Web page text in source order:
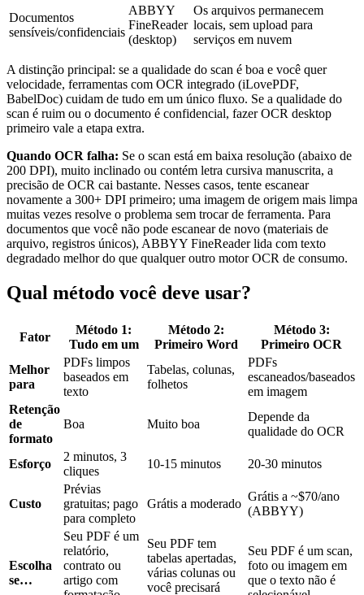
Documentos
sensíveis/confidenciais
ABBYY
FineReader
(desktop)
Os arquivos permanecem
locais, sem upload para
serviços em nuvem
A distinção principal: se a qualidade do scan é boa e você quer
velocidade, ferramentas com OCR integrado (iLovePDF,
BabelDoc) cuidam de tudo em um único fluxo. Se a qualidade do
scan é ruim ou o documento é confidencial, fazer OCR desktop
primeiro vale a etapa extra.
Quando OCR falha: Se o scan está em baixa resolução (abaixo de
200 DPI), muito inclinado ou contém letra cursiva manuscrita, a
precisão de OCR cai bastante. Nesses casos, tente escanear
novamente a 300+ DPI primeiro; uma imagem de origem mais limpa
muitas vezes resolve o problema sem trocar de ferramenta. Para
documentos que você não pode escanear de novo (materiais de
arquivo, registros únicos), ABBYY FineReader lida com texto
degradado melhor do que qualquer outro motor OCR de consumo.
Qual método você deve usar?
Fator
Método 1:
Tudo em um
Método 2:
Primeiro Word
Método 3:
Primeiro OCR
Melhor
para
PDFs limpos
baseados em
texto
Tabelas, colunas,
folhetos
PDFs
escaneados/baseados
em imagem
Retenção
de
formato
Boa Muito boa
Depende da
qualidade do OCR
Esforço
2 minutos, 3
cliques
10-15 minutos 20-30 minutos
Custo
Prévias
gratuitas; pago
para completo
Grátis a moderado
Grátis a ~$70/ano
(ABBYY)
Escolha
se…
Seu PDF é um
relatório,
contrato ou
artigo com
Seu PDF tem
tabelas apertadas,
várias colunas ou
você precisará
Seu PDF é um scan,
foto ou imagem em
que o texto não é